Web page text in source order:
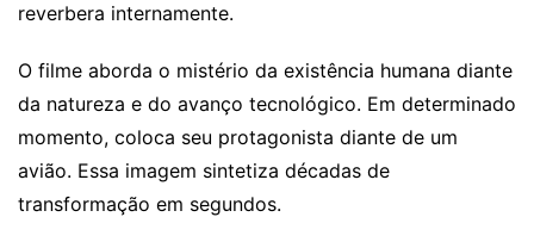
reverbera internamente.
O filme aborda o mistério da existência humana diante
da natureza e do avanço tecnológico. Em determinado
momento, coloca seu protagonista diante de um
avião. Essa imagem sintetiza décadas de
transformação em segundos.